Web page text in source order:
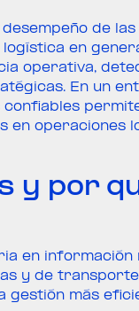
de las
en
operativa,
En un
confiables
en operaciones
y por
en información
y de
gestión más